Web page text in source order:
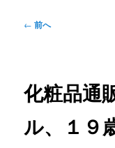
投
ゲ
ー
ョ
ン
← 前へ
化粧品通
ル、１９